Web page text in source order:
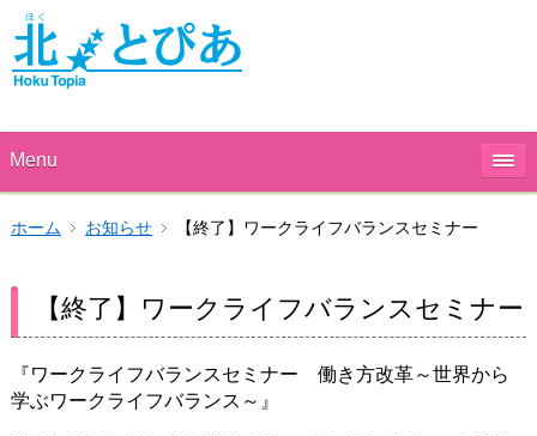
Menu
ホーム お知らせ 【終了】ワークライフバランスセミナー
【終了】ワークライフバランスセミナー
『ワークライフバランスセミナー 働き方改革～世界から
学ぶワークライフバランス～』